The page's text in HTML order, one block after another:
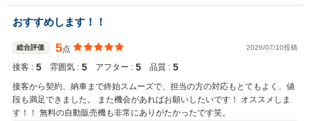
おすすめします！！
総合評価 5点 2026/07/10投稿
接客 : 5 雰囲気 : 5 アフター : 5 品質 : 5
接客から契約、納車まで終始スムーズで、担当の方の対応もとてもよく、値
段も満足できました。 また機会があればお願いしたいです！ オススメしま
す！！ 無料の自動販売機も非常にありがたかったです笑。